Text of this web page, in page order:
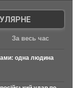
За весь час
одна людина